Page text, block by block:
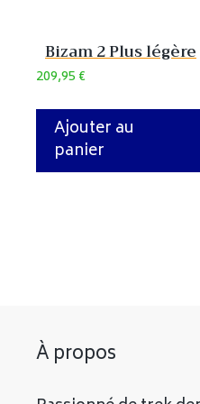
Bizam 2 Plus légère
209,95€
Ajouter au
panier
À propos